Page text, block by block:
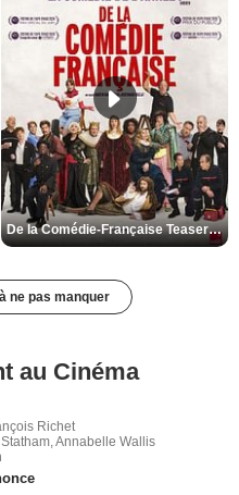
De la Comédie-Française Teaser VF
ne pas manquer
au Cinéma
Richet
Annabelle Wallis